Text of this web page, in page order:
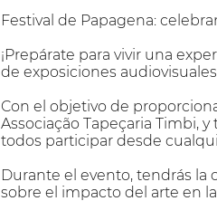
Festival de Papagena:
¡Prepárate para vivir una
de exposiciones
Con el objetivo de
Associação Tapeçaria Timbi,
todos participar desde
Durante el evento, tendrás
sobre el impacto del arte en